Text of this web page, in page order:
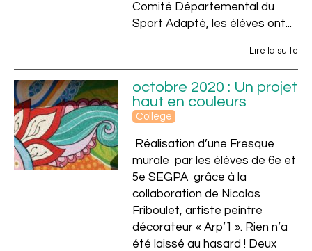
Comité Départemental du
Sport Adapté, les élèves ont...
Lire la suite
octobre 2020 : Un projet
haut en couleurs
Collège
Réalisation d’une Fresque
murale par les élèves de 6e et
5e SEGPA grâce à la
collaboration de Nicolas
Friboulet, artiste peintre
décorateur « Arp’1 ». Rien n’a
été laissé au hasard ! Deux